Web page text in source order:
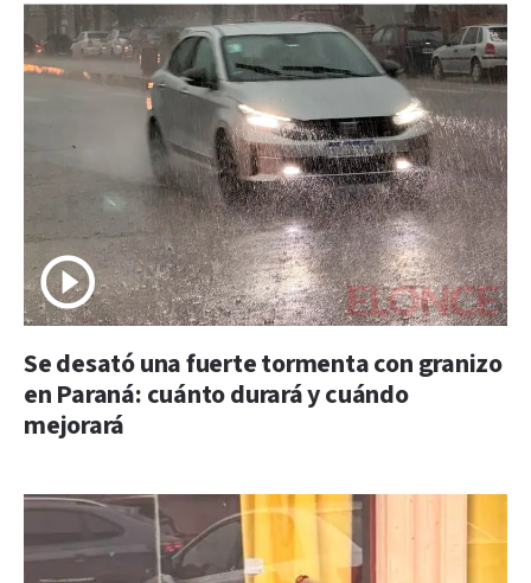
Se desató una fuerte tormenta con granizo
en Paraná: cuánto durará y cuándo
mejorará